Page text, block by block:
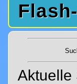
Aktuelle